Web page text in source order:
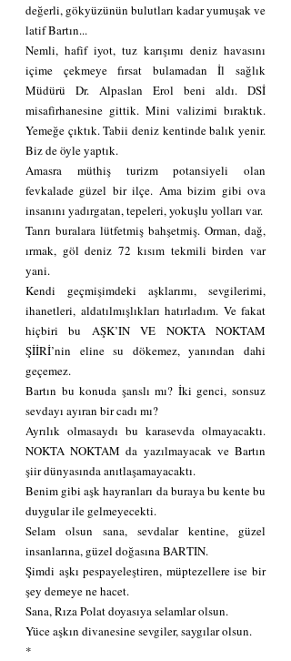
değerli, gökyüzünün bulutları kadar yumuşak ve
latif Bartın...
Nemli, hafif iyot, tuz karışımı deniz havasını
içime çekmeye fırsat bulamadan İl sağlık
Müdürü Dr. Alpaslan Erol beni aldı. DSİ
misafirhanesine gittik. Mini valizimi bıraktık.
Yemeğe çıktık. Tabii deniz kentinde balık yenir.
Biz de öyle yaptık.
Amasra müthiş turizm potansiyeli olan
fevkalade güzel bir ilçe. Ama bizim gibi ova
insanını yadırgatan, tepeleri, yokuşlu yolları var.
Tanrı buralara lütfetmiş bahşetmiş. Orman, dağ,
ırmak, göl deniz 72 kısım tekmili birden var
yani.
Kendi geçmişimdeki aşklarımı, sevgilerimi,
ihanetleri, aldatılmışlıkları hatırladım. Ve fakat
hiçbiri bu AŞK’IN VE NOKTA NOKTAM
ŞİİRİ’nin eline su dökemez, yanından dahi
geçemez.
Bartın bu konuda şanslı mı? İki genci, sonsuz
sevdayı ayıran bir cadı mı?
Ayrılık olmasaydı bu karasevda olmayacaktı.
NOKTA NOKTAM da yazılmayacak ve Bartın
şiir dünyasında anıtlaşamayacaktı.
Benim gibi aşk hayranları da buraya bu kente bu
duygular ile gelmeyecekti.
Selam olsun sana, sevdalar kentine, güzel
insanlarına, güzel doğasına BARTIN.
Şimdi aşkı pespayeleştiren, müptezellere ise bir
şey demeye ne hacet.
Sana, Rıza Polat doyasıya selamlar olsun.
Yüce aşkın divanesine sevgiler, saygılar olsun.
*